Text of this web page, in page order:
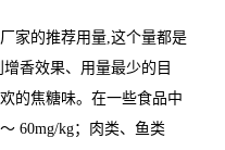
家的推荐用量,这个量都是
香效果、用量最少的目
的焦糖味。在一些食品中
60mg/kg；肉类、鱼类